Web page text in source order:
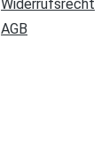
Widerrufsrecht
AGB